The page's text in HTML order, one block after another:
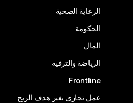
الرعاية الصحية
الحكومة
المال
الرياضة والترفيه
Frontline
عمل تجاري بغير هدف الربح